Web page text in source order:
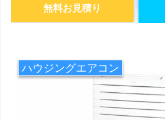
無料お見積り
ハウジングエアコン